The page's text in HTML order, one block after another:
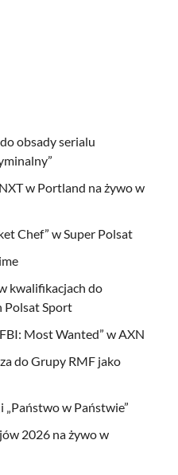
obsady serialu
w Portland na żywo w
Chef” w Super Polsat
kwalifikacjach do
Polsat Sport
Most Wanted” w AXN
do Grupy RMF jako
„Państwo w Państwie”
2026 na żywo w